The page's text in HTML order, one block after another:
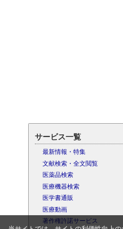
サービス一覧
最新情報・特集
文献検索・全文閲覧
医薬品検索
医療機器検索
医学書通販
医療動画
著作権許諾サービス